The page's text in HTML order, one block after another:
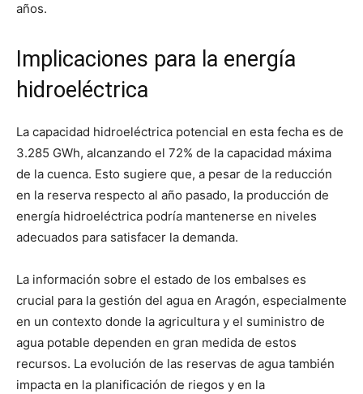
años.
Implicaciones para la energía
hidroeléctrica
La capacidad hidroeléctrica potencial en esta fecha es de
3.285 GWh, alcanzando el 72% de la capacidad máxima
de la cuenca. Esto sugiere que, a pesar de la reducción
en la reserva respecto al año pasado, la producción de
energía hidroeléctrica podría mantenerse en niveles
adecuados para satisfacer la demanda.
La información sobre el estado de los embalses es
crucial para la gestión del agua en Aragón, especialmente
en un contexto donde la agricultura y el suministro de
agua potable dependen en gran medida de estos
recursos. La evolución de las reservas de agua también
impacta en la planificación de riegos y en la